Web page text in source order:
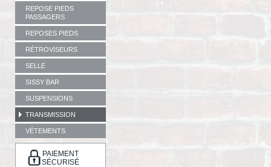
REPOSE PIEDS
PASSAGERS
REPOSES PIEDS
RÉTROVISEURS
SELLE
SISSY BAR
SUSPENSIONS
TRANSMISSION
VÉTEMENTS
PAIEMENT
SÉCURISÉ